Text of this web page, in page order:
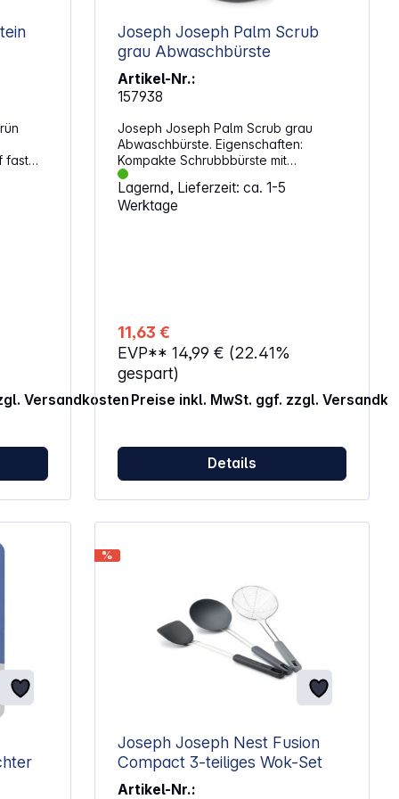
für
Versandkosten
Joseph Joseph Palm Scrub
grau Abwaschbürste
Artikel-Nr.:
157938
Joseph Joseph Palm Scrub grau
Abwaschbürste. Eigenschaften:
Kompakte Schrubbbürste mit
kratzfesten Borsten, ideal für Töpfe,
Pfannen und Geschirr Integrierter,
leicht zu befüllender Behälter für
Lagernd, Lieferzeit: ca. 1-5
Werktage
11,63 €
EVP**14,99 € (22.41%
gespart)
Preise inkl. MwSt. ggf. zzgl.
Details
%
Joseph Joseph Nest Fusion
Compact 3-teiliges Wok-Set
Artikel-Nr.: